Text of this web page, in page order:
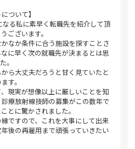
ついて】
る私に素早く転職先を紹介して頂
ございます。
なか条件に合う施設を探すことさ
に早く次の就職先が決まるとは思
。
ら大丈夫だろうと甘く見ていたと
す。
現実が想像以上に厳しいことを知
療放射線技師の募集がこの数年で
とに驚かされました。
ですので、これを大事にして出来
後の再雇用まで頑張っていきたい